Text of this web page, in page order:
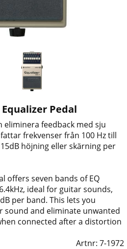
Equalizer Pedal
eliminera feedback med sju
frekvenser från 100 Hz till
höjning eller skärning per
offers seven bands of EQ
ideal for guitar sounds,
per band. This lets you
sound and eliminate unwanted
connected after a distortion
Artnr:7-1972